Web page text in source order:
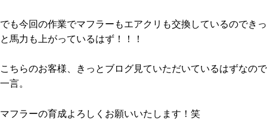
でも今回の作業でマフラーもエアクリも交換しているのできっ
と馬力も上がっているはず！！！
こちらのお客様、きっとブログ見ていただいているはずなので
一言。
マフラーの育成よろしくお願いいたします！笑